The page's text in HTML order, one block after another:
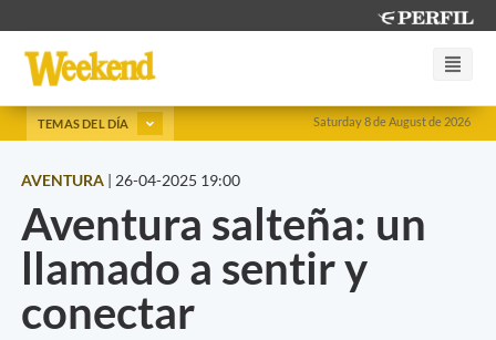
Saturday 8 de August de 2026
TEMAS DEL DÍA
AVENTURA | 26-04-2025 19:00
Aventura salteña: un
llamado a sentir y
conectar